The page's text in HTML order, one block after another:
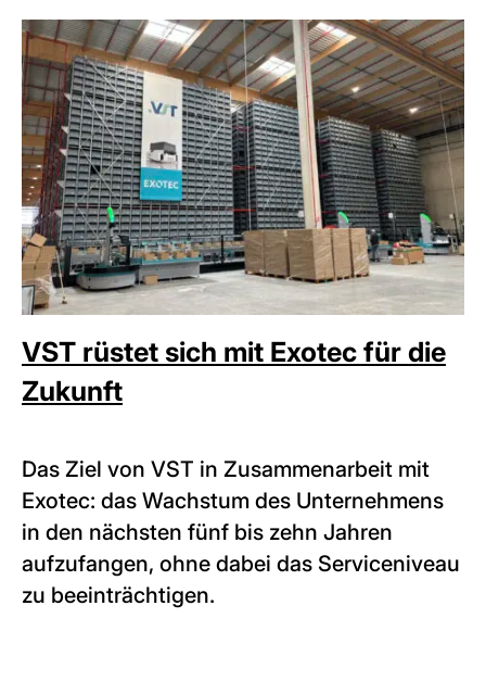
VST rüstet sich mit Exotec für die
Zukunft
Das Ziel von VST in Zusammenarbeit mit
Exotec: das Wachstum des Unternehmens
in den nächsten fünf bis zehn Jahren
aufzufangen, ohne dabei das Serviceniveau
zu beeinträchtigen.